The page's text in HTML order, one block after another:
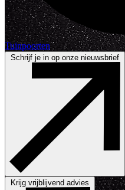
Tuinpoorten
Schrijf je in op onze nieuwsbrief
Krijg vrijblijvend advies